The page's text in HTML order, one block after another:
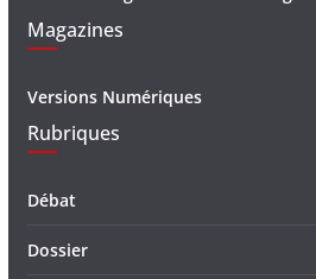
Magazines
Versions Numériques
Rubriques
Débat
Dossier